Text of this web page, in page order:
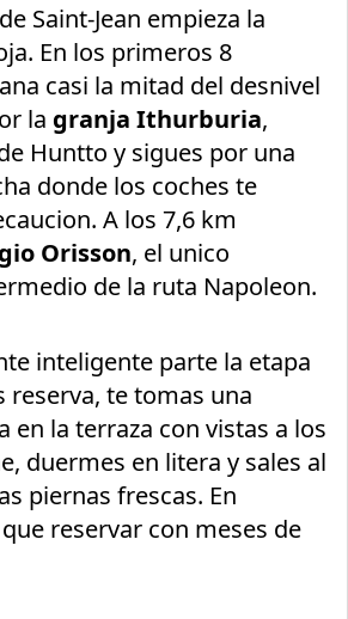
Saint-Jean empieza la
En los primeros 8
casi la mitad del desnivel
la granja Ithurburia,
Huntto y sigues por una
donde los coches te
A los 7,6 km
Orisson, el unico
de la ruta Napoleon.
inteligente parte la etapa
reserva, te tomas una
en la terraza con vistas a los
duermes en litera y sales al
piernas frescas. En
reservar con meses de